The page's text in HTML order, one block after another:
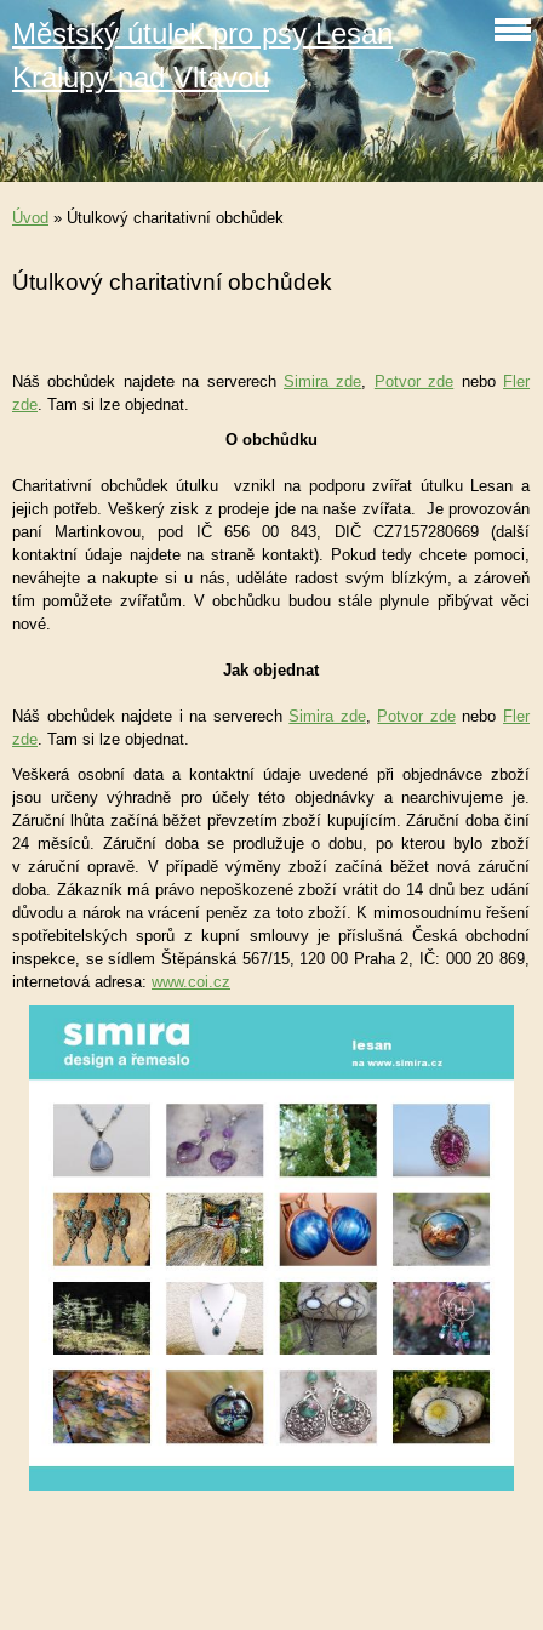
Městský útulek pro psy Lesan
Kralupy nad Vltavou
Úvod » Útulkový charitativní obchůdek
Útulkový charitativní obchůdek
Náš obchůdek najdete na serverech Simira zde, Potvor zde nebo Fler
zde. Tam si lze objednat.
O obchůdku
Charitativní obchůdek útulku vznikl na podporu zvířat útulku Lesan a
jejich potřeb. Veškerý zisk z prodeje jde na naše zvířata. Je provozován
paní Martinkovou, pod IČ 656 00 843, DIČ CZ7157280669 (další
kontaktní údaje najdete na straně kontakt). Pokud tedy chcete pomoci,
neváhejte a nakupte si u nás, uděláte radost svým blízkým, a zároveň
tím pomůžete zvířatům. V obchůdku budou stále plynule přibývat věci
nové.
Jak objednat
Náš obchůdek najdete i na serverechSimira zde, Potvor zdenebo Fler
zde. Tam si lze objednat.
Veškerá osobní data a kontaktní údaje uvedené při objednávce zboží
jsou určeny výhradně pro účely této objednávky a nearchivujeme je.
Záruční lhůta začíná běžet převzetím zboží kupujícím. Záruční doba činí
24 měsíců. Záruční doba se prodlužuje o dobu, po kterou bylo zboží
v záruční opravě. V případě výměny zboží začíná běžet nová záruční
doba. Zákazník má právo nepoškozené zboží vrátit do 14 dnů bez udání
důvodu a nárok na vrácení peněz za toto zboží. K mimosoudnímu řešení
spotřebitelských sporů z kupní smlouvy je příslušná Česká obchodní
inspekce, se sídlem Štěpánská 567/15, 120 00 Praha 2, IČ: 000 20 869,
internetová adresa: www.coi.cz